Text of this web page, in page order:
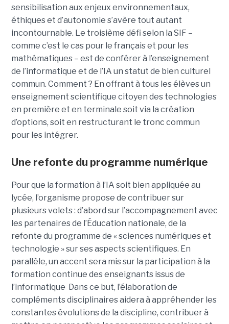
sensibilisation aux enjeux environnementaux,
éthiques et d’autonomie s’avère tout autant
incontournable. Le troisième défi selon la SIF –
comme c’est le cas pour le français et pour les
mathématiques – est de conférer à l’enseignement
de l’informatique et de l’IA un statut de bien culturel
commun. Comment ? En offrant à tous les élèves un
enseignement scientifique citoyen des technologies
en première et en terminale soit via la création
d’options, soit en restructurant le tronc commun
pour les intégrer.
Une refonte du programme numérique
Pour que la formation à l’IA soit bien appliquée au
lycée, l’organisme propose de contribuer sur
plusieurs volets : d’abord sur l’accompagnement avec
les partenaires de l’Éducation nationale, de la
refonte du programme de « sciences numériques et
technologie » sur ses aspects scientifiques. En
parallèle, un accent sera mis sur la participation à la
formation continue des enseignants issus de
l’informatique Dans ce but, l’élaboration de
compléments disciplinaires aidera à appréhender les
constantes évolutions de la discipline, contribuer à